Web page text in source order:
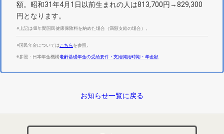
額。昭和31年4月1日以前生まれの人は813,700円→829,300
円となります。
※上記は40年間国民健康保険料を納めた場合（満額支給の場合）。
※国民年金については こちら を参照。
※参照：日本年金機構老齢基礎年金の受給要件・支給開始時期・年金額
お知らせ一覧に戻る